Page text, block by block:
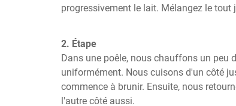
progressivement le lait. Mélangez le
2. Étape
Dans une poêle, nous chauffons un peu
uniformément. Nous cuisons d'un côté
commence à brunir. Ensuite, nous
l'autre côté aussi.